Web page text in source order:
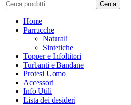
Cerca
Home
Parrucche
Naturali
Sintetiche
Topper e Infoltitori
Turbanti e Bandane
Protesi Uomo
Accessori
Info Utili
Lista dei desideri